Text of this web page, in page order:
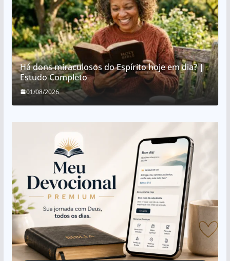
Há dons miraculosos do Espírito hoje em dia? |
Estudo Completo
01/08/2026